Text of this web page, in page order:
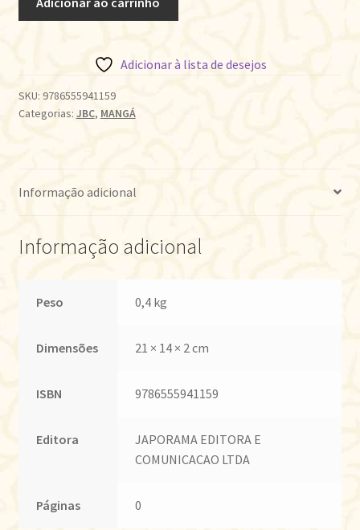
VOL.03
quantidade
Adicionar à lista de desejos
SKU: 9786555941159
Categorias: JBC, MANGÁ
Informação adicional
Informação adicional
Peso 0,4 kg
Dimensões 21 × 14 × 2 cm
ISBN 9786555941159
Editora
JAPORAMA EDITORA E
COMUNICACAO LTDA
Páginas 0